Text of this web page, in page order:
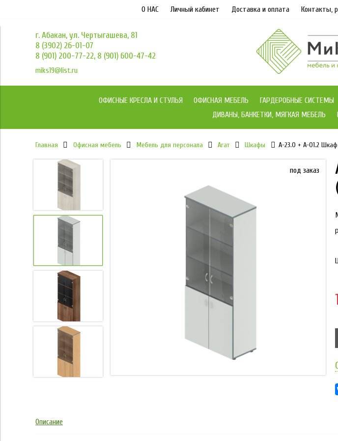
О НАС Личный кабинет Доставка и оплата Контакты,
г. Абакан, ул. Чертыгашева, 81
8 (3902) 26-01-07
8 (901) 200-77-22, 8 (901) 600-47-42
miks19@list.ru
ОФИСНЫЕ КРЕСЛА И СТУЛЬЯ ОФИСНАЯ МЕБЕЛЬ ГАРДЕРОБНЫЕ СИСТЕМЫ
ДИВАНЫ, БАНКЕТКИ, МЯГКАЯ МЕБЕЛЬ
Главная Офисная мебель Мебель для персонала Агат Шкафы А-23.0 + А-01.2
под заказ под заказ
Описание